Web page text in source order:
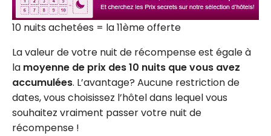
10 nuits achetées = la 11ème offerte
La valeur de votre nuit de récompense est égale à
la moyenne de prix des 10 nuits que vous avez
accumulées. L’avantage? Aucune restriction de
dates, vous choisissez l’hôtel dans lequel vous
souhaitez vraiment passer votre nuit de
récompense !